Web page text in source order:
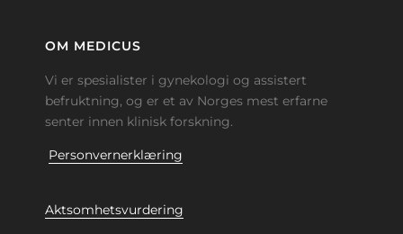
OM MEDICUS
Vi er spesialister i gynekologi og assistert
befruktning, og er et av Norges mest erfarne
senter innen klinisk forskning.
Personvernerklæring
Aktsomhetsvurdering